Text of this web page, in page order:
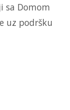
sa Domom
uz podršku